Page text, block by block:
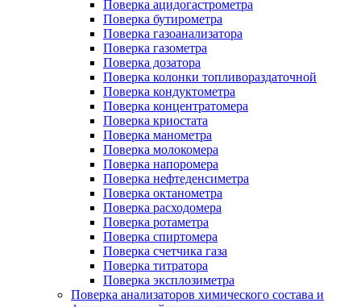
Поверка ацидогастрометра
Поверка бутирометра
Поверка газоанализатора
Поверка газометра
Поверка дозатора
Поверка колонки топливораздаточной
Поверка кондуктометра
Поверка концентратомера
Поверка криостата
Поверка манометра
Поверка молокомера
Поверка напоромера
Поверка нефтеденсиметра
Поверка октанометра
Поверка расходомера
Поверка ротаметра
Поверка спиртомера
Поверка счетчика газа
Поверка титратора
Поверка эксплозиметра
Поверка анализаторов химического состава и